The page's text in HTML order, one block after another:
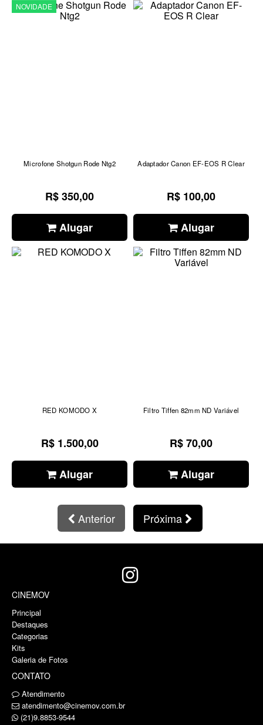
NOVIDADE
Microfone Shotgun Rode Ntg2
R$ 350,00
Alugar
Adaptador Canon EF-EOS R Clear
R$ 100,00
Alugar
RED KOMODO X
R$ 1.500,00
Alugar
Filtro Tiffen 82mm ND Variável
R$ 70,00
Alugar
Anterior Próxima
CINEMOV
Principal
Destaques
Categorias
Kits
Galeria de Fotos
CONTATO
Atendimento
atendimento@cinemov.com.br
(21)9.8853-9544